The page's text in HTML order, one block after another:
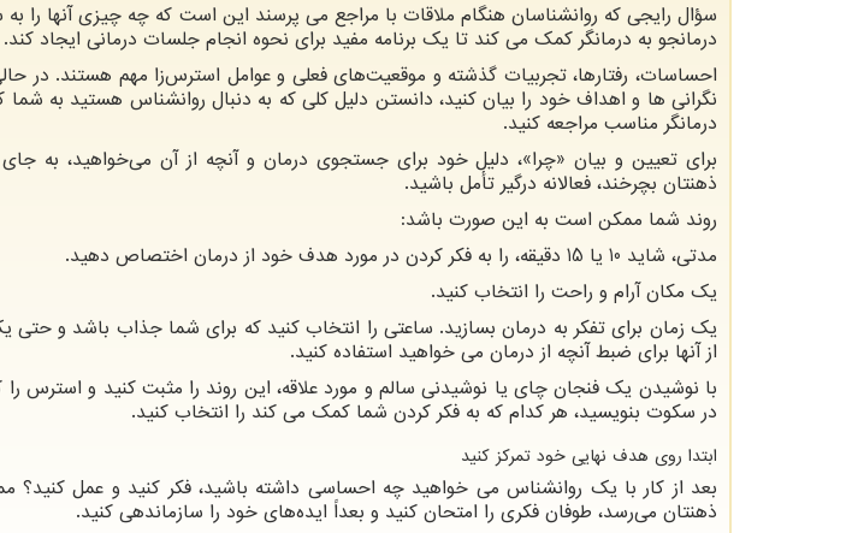
سؤال رایجی که روانشناسان هنگام ملاقات با مراجع می پرسند این است که چه چیزی آنها را
درمانجو به درمانگر کمک می کند تا یک برنامه مفید برای نحوه انجام جلسات درمانی ایجاد کند.
احساسات، رفتارها، تجربیات گذشته و موقعیت‌های فعلی و عوامل استرس‌زا مهم هستند. در
نگرانی ها و اهداف خود را بیان کنید، دانستن دلیل کلی که به دنبال روانشناس هستید به
درمانگر مناسب مراجعه کنید.
برای تعیین و بیان «چرا»، دلیل خود برای جستجوی درمان و آنچه از آن می‌خواهید، به جای
ذهنتان بچرخند، فعالانه درگیر تأمل باشید.
روند شما ممکن است به این صورت باشد:
مدتی، شاید 10 یا 15 دقیقه، را به فکر کردن در مورد هدف خود از درمان اختصاص دهید.
یک مکان آرام و راحت را انتخاب کنید.
یک زمان برای تفکر به درمان بسازید. ساعتی را انتخاب کنید که برای شما جذاب باشد و
از آنها برای ضبط آنچه از درمان می خواهید استفاده کنید.
با نوشیدن یک فنجان چای یا نوشیدنی سالم و مورد علاقه، این روند را مثبت کنید و
در سکوت بنویسید، هر کدام که به فکر کردن شما کمک می کند را انتخاب کنید.
ابتدا روی هدف نهایی خود تمرکز کنید
بعد از کار با یک روانشناس می خواهید چه احساسی داشته باشید، فکر کنید و عمل
ذهنتان می‌رسد، طوفان فکری را امتحان کنید و بعداً ایده‌های خود را سازماندهی کنید.